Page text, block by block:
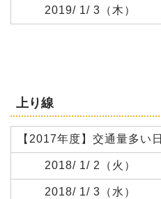
2019/ 1/ 3（木）
上り線
【2017年度】交通量多い日
2018/ 1/ 2（火）
2018/ 1/ 3（水）